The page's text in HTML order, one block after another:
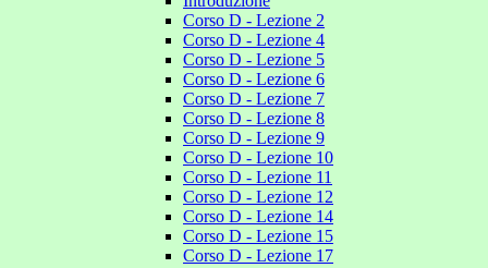
Corso D - Lezione 2
Corso D - Lezione 4
Corso D - Lezione 5
Corso D - Lezione 6
Corso D - Lezione 7
Corso D - Lezione 8
Corso D - Lezione 9
Corso D - Lezione 10
Corso D - Lezione 11
Corso D - Lezione 12
Corso D - Lezione 14
Corso D - Lezione 15
Corso D - Lezione 17